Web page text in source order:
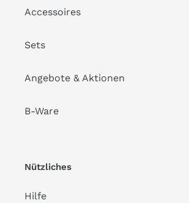
Accessoires
Sets
Angebote & Aktionen
B-Ware
Nützliches
Hilfe